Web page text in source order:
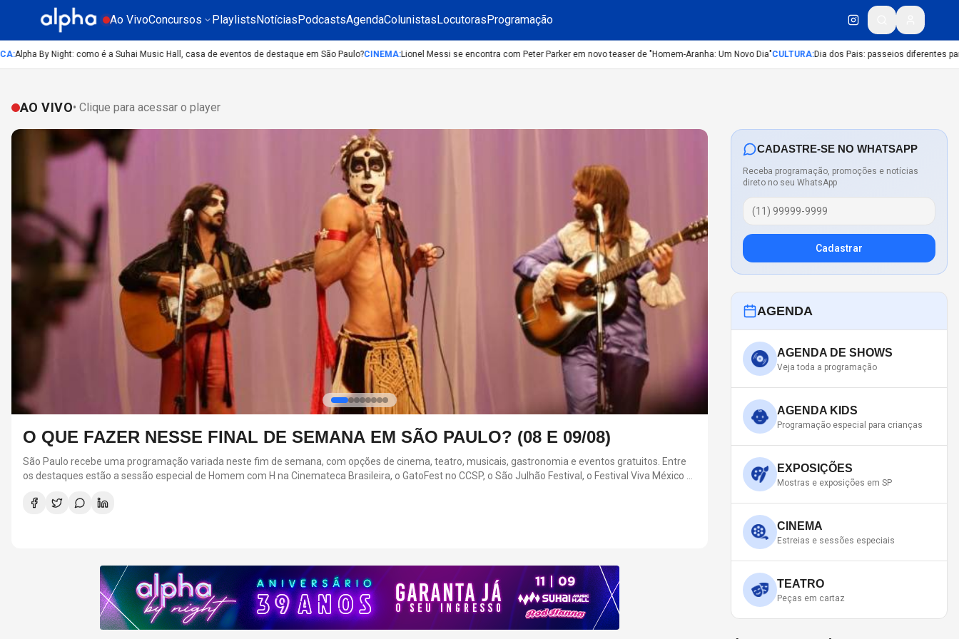
Ao VivoConcursos PlaylistsNotíciasPodcastsAgendaColunistasLocutorasProgramação
By Night: como é a Suhai Music Hall, casa de eventos de destaque em São Paulo?CINEMA:Lionel Messi se encontra com Peter Parker em novo teaser de "Homem-Aranha: Um Novo Dia" CULTURA:Dia dos Pais: passeios diferentes para
AO VIVO• Clique para acessar o player
O QUE FAZER NESSE FINAL DE SEMANA EM SÃO PAULO? (08 E 09/08)
São Paulo recebe uma programação variada neste fim de semana, com opções de cinema, teatro, musicais, gastronomia e eventos gratuitos. Entre
os destaques estão a sessão especial de Homem com H na Cinemateca Brasileira, o GatoFest no CCSP, o São Julhão Festival, o Festival Viva México e
capital.
FESTA ALPHA BY NIGHT:
A Festa Alpha By Night acontecerá em 11 de
CADASTRE-SE NO WHATSAPP
Receba programação, promoções e notícias
direto no seu WhatsApp
Cadastrar
AGENDA
AGENDA DE SHOWS
Veja toda a programação
AGENDA KIDS
Programação especial para crianças
EXPOSIÇÕES
Mostras e exposições em SP
CINEMA
Estreias e sessões especiais
TEATRO
Peças em cartaz